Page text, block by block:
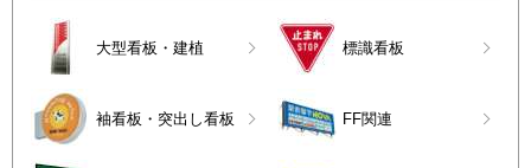
大型看板・建植 標識看板
袖看板・突出し看板 FF関連